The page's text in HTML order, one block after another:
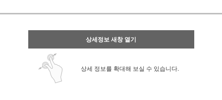
상세정보 새창 열기
상세 정보를 확대해 보실 수 있습니다.